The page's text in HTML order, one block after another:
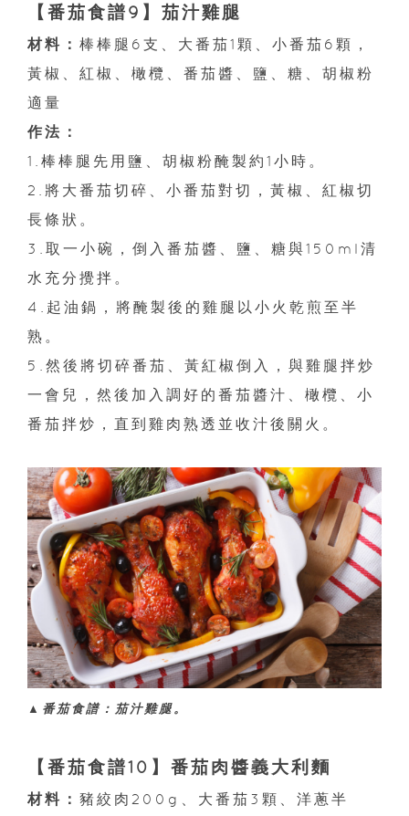
【番茄食譜9】茄汁雞腿
材料： 棒棒腿6支、大番茄1顆、小番茄6顆，
黃椒、紅椒、橄欖、番茄醬、鹽、糖、胡椒粉
適量
作法：
1.棒棒腿先用鹽、胡椒粉醃製約1小時。
2.將大番茄切碎、小番茄對切，黃椒、紅椒切
長條狀。
3.取一小碗，倒入番茄醬、鹽、糖與150ml清
水充分攪拌。
4.起油鍋，將醃製後的雞腿以小火乾煎至半
熟。
5.然後將切碎番茄、黃紅椒倒入，與雞腿拌炒
一會兒，然後加入調好的番茄醬汁、橄欖、小
番茄拌炒，直到雞肉熟透並收汁後關火。
▲番茄食譜：茄汁雞腿。
【番茄食譜10】番茄肉醬義大利麵
材料： 豬絞肉200g、大番茄3顆、洋蔥半